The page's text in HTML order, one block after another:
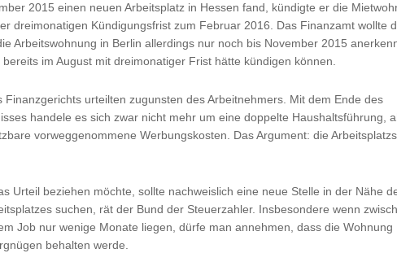
2015 einen neuen Arbeitsplatz in Hessen fand, kündigte er die
dreimonatigen Kündigungsfrist zum Februar 2016. Das Finanzamt wollte
Arbeitswohnung in Berlin allerdings nur noch bis November 2015
im August mit dreimonatiger Frist hätte kündigen können.
Finanzgerichts urteilten zugunsten des Arbeitnehmers. Mit dem Ende des
handele es sich zwar nicht mehr um eine doppelte Haushaltsführung,
vorweggenommene Werbungskosten. Das Argument: die
Urteil beziehen möchte, sollte nachweislich eine neue Stelle in der Nähe
suchen, rät der Bund der Steuerzahler. Insbesondere wenn
Job nur wenige Monate liegen, dürfe man annehmen, dass die Wohnung
behalten werde.